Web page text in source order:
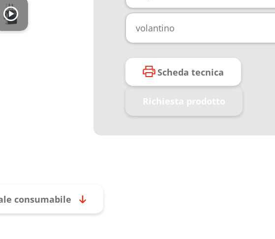
volantino
Scheda tecnica
Richiesta prodotto
consumabile